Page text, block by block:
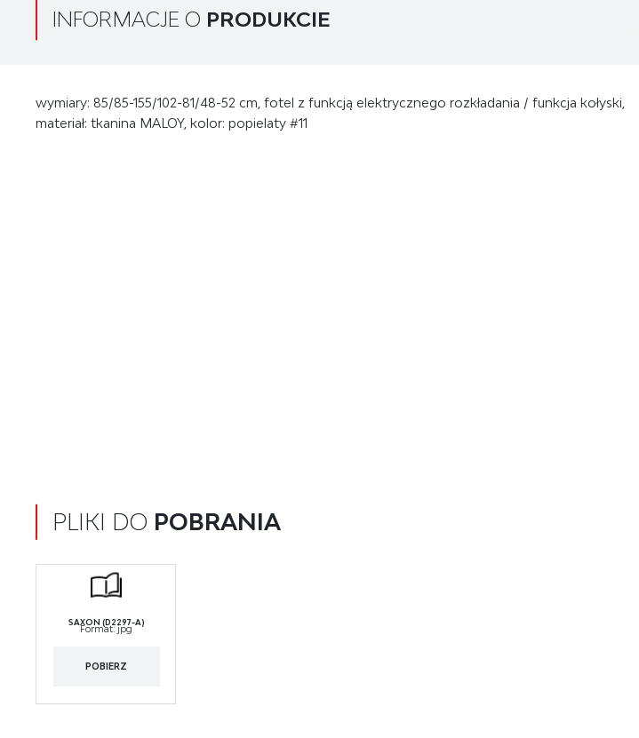
INFORMACJE O PRODUKCIE
wymiary: 85/85-155/102-81/48-52 cm, fotel z funkcją elektrycznego rozkładania / funkcja kołyski,
materiał: tkanina MALOY, kolor: popielaty #11
PLIKI DO POBRANIA
SAXON (D2297-A)
Format:jpg
POBIERZ